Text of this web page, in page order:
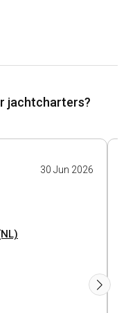
jachtcharters?
30 Jun 2026